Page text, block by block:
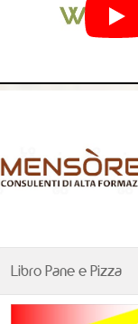
Libro Pane e Pizza